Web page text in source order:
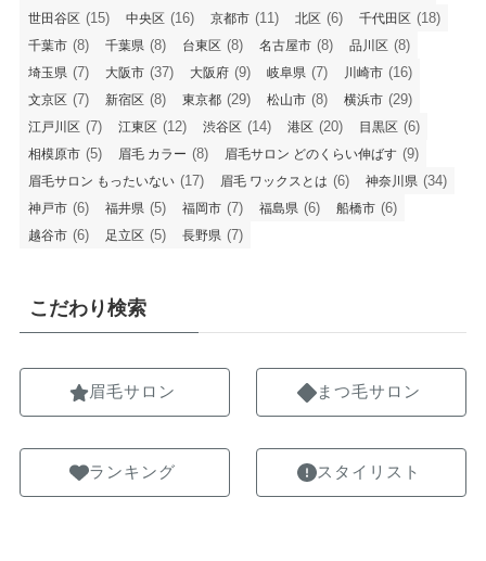
世田谷区 (15) 中央区 (16) 京都市 (11) 北区 (6) 千代田区 (18)
千葉市 (8) 千葉県 (8) 台東区 (8) 名古屋市 (8) 品川区 (8)
埼玉県 (7) 大阪市 (37) 大阪府 (9) 岐阜県 (7) 川崎市 (16)
文京区 (7) 新宿区 (8) 東京都 (29) 松山市 (8) 横浜市 (29)
江戸川区 (7) 江東区 (12) 渋谷区 (14) 港区 (20) 目黒区 (6)
相模原市 (5) 眉毛 カラー (8) 眉毛サロン どのくらい伸ばす (9)
眉毛サロン もったいない (17) 眉毛 ワックスとは (6) 神奈川県 (34)
神戸市 (6) 福井県 (5) 福岡市 (7) 福島県 (6) 船橋市 (6)
越谷市 (6) 足立区 (5) 長野県 (7)
こだわり検索
眉毛サロン
ランキング
まつ毛サロン
スタイリスト